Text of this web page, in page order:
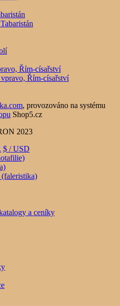
Řím-císařství
, provozováno na systému
Shop5.cz
2023
$ / USD
a ceníky